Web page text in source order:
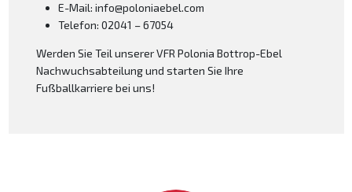
E-Mail: info@poloniaebel.com
Telefon: 02041 – 67054
Werden Sie Teil unserer VFR Polonia Bottrop-Ebel
Nachwuchsabteilung und starten Sie Ihre
Fußballkarriere bei uns!